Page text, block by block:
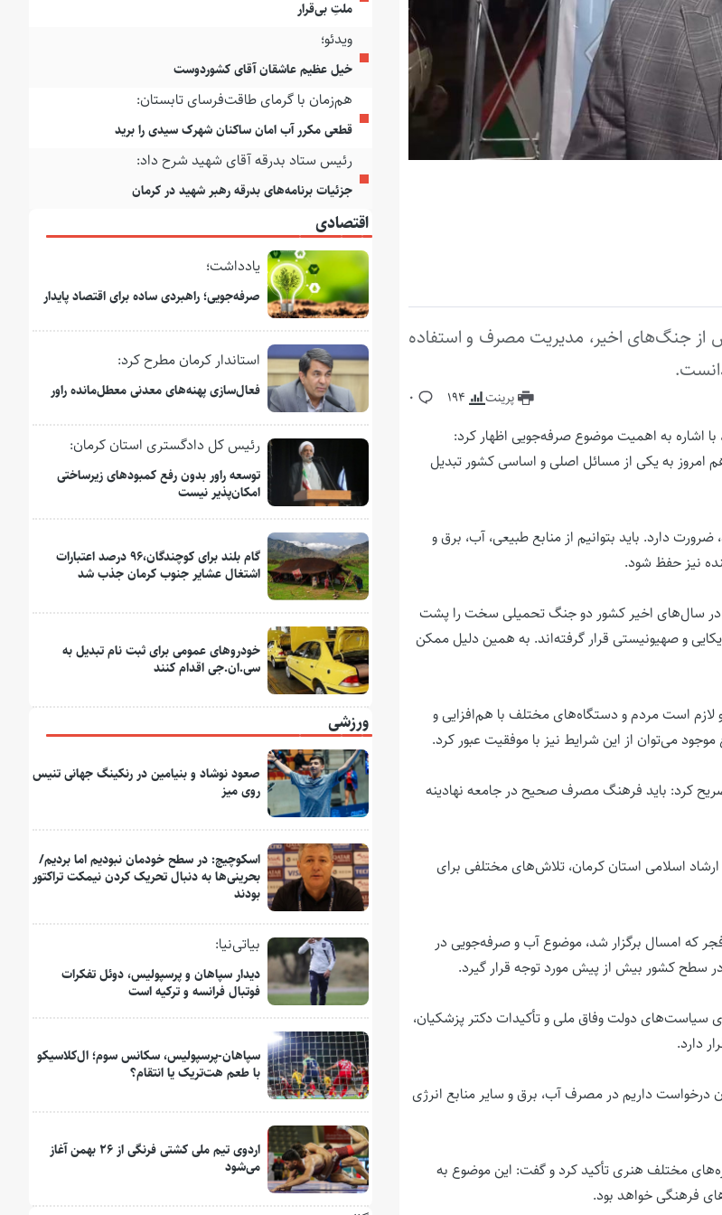
از جنگ‌های اخیر، مدیریت مصرف و استفاده
پرینت 194
0
حسین اسحاقی در گفتگو با خبرنگار گروه اجتماعی پایگاه خبری تحلیلی کرمان۱۴۰۰، با اشاره به اهمیت موضوع صرفه‌جویی اظهار کرد:
امروز به یکی از مسائل اصلی و اساسی کشور تبدیل
ضرورت دارد. باید بتوانیم از منابع طبیعی، آب، برق و
نیز حفظ شود.
در سال‌های اخیر کشور دو جنگ تحمیلی سخت را پشت
و صهیونیستی قرار گرفته‌اند. به همین دلیل ممکن
است مردم و دستگاه‌های مختلف با هم‌افزایی و
می‌توان از این شرایط نیز با موفقیت عبور کرد.
کرد: باید فرهنگ مصرف صحیح در جامعه نهادینه
اسلامی استان کرمان، تلاش‌های مختلفی برای
که امسال برگزار شد، موضوع آب و صرفه‌جویی در
سطح کشور بیش از پیش مورد توجه قرار گیرد.
سیاست‌های دولت وفاق ملی و تأکیدات دکتر پزشکیان،
دارد.
داریم در مصرف آب، برق و سایر منابع انرژی
مختلف هنری تأکید کرد و گفت: این موضوع به
ملتِ بی‌قرار
ویدئو؛
خیل عظیم عاشقان آقای کشوردوست
هم‌زمان با گرمای طاقت‌فرسای تابستان:
قطعی مکرر آب امان ساکنان شهرک سیدی را برید
رئیس ستاد بدرقه آقای شهید شرح داد:
جزئیات برنامه‌های بدرقه رهبر شهید در کرمان
اقتصادی
یادداشت؛
صرفه‌جویی؛ راهبردی ساده برای اقتصاد پایدار
استاندار کرمان مطرح کرد:
فعال‌سازی پهنه‌های معدنی معطل‌مانده راور
رئیس کل دادگستری استان کرمان:
توسعه راور بدون رفع کمبودهای زیرساختی
امکان‌پذیر نیست
گام بلند برای کوچندگان،۹۶ درصد اعتبارات
اشتغال عشایر جنوب کرمان جذب شد
خودروهای عمومی برای ثبت نام تبدیل به
سی.ان.جی اقدام کنند
ورزشی
صعود نوشاد و بنیامین در رنکینگ جهانی تنیس
روی میز
اسکوچیچ: در سطح خودمان نبودیم اما بردیم/
بحرینی‌ها به دنبال تحریک کردن نیمکت تراکتور
بودند
بیاتی‌نیا:
دیدار سپاهان و پرسپولیس، دوئل تفکرات
فوتبال فرانسه و ترکیه است
سپاهان-پرسپولیس، سکانس سوم؛ ال‌کلاسیکو
با طعم هت‌تریک یا انتقام؟
اردوی تیم ملی کشتی فرنگی از ۲۶ بهمن آغاز
می‌شود